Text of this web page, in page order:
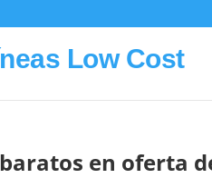
Low Cost
en oferta